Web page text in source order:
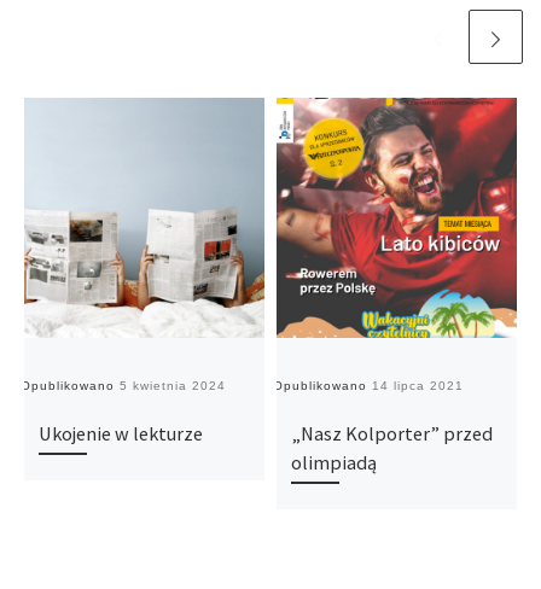
Opublikowano 5 kwietnia 2024
Ukojenie w lekturze
Opublikowano 14 lipca 2021
„Nasz Kolporter” przed
olimpiadą